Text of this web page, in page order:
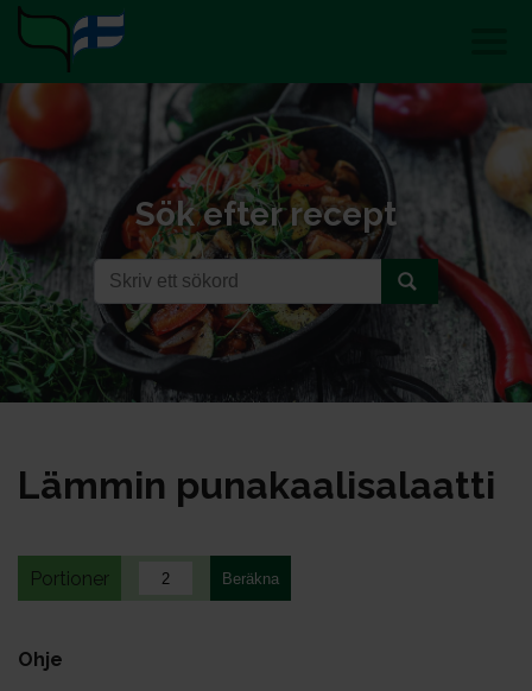
Sök efter recept
Läm­min pu­na­kaa­li­sa­laat­ti
Portioner
Ohje